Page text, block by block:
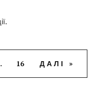
16 ДАЛІ »